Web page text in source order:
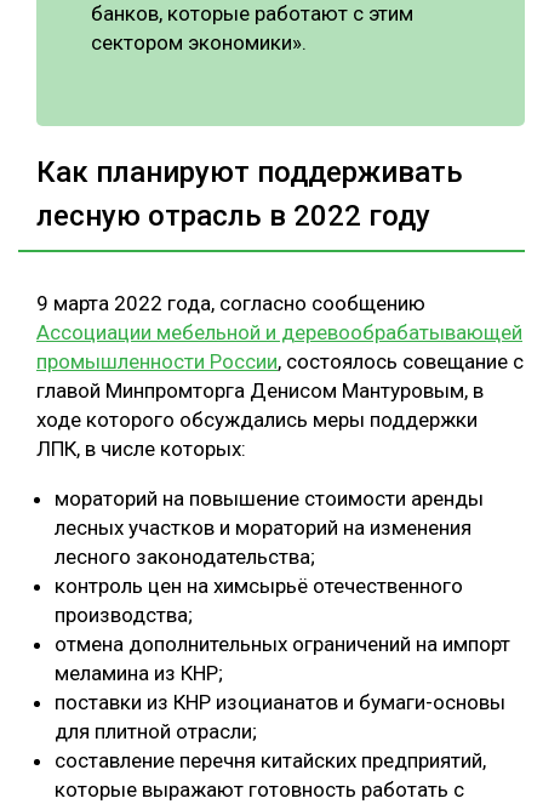
банков, которые работают с этим
сектором экономики».
Как планируют поддерживать
лесную отрасль в 2022 году
9 марта 2022 года, согласно сообщению
Ассоциации мебельной и деревообрабатывающей
промышленности России, состоялось совещание с
главой Минпромторга Денисом Мантуровым, в
ходе которого обсуждались меры поддержки
ЛПК, в числе которых:
мораторий на повышение стоимости аренды
лесных участков и мораторий на изменения
лесного законодательства;
контроль цен на химсырьё отечественного
производства;
отмена дополнительных ограничений на импорт
меламина из КНР;
поставки из КНР изоцианатов и бумаги-основы
для плитной отрасли;
составление перечня китайских предприятий,
которые выражают готовность работать с